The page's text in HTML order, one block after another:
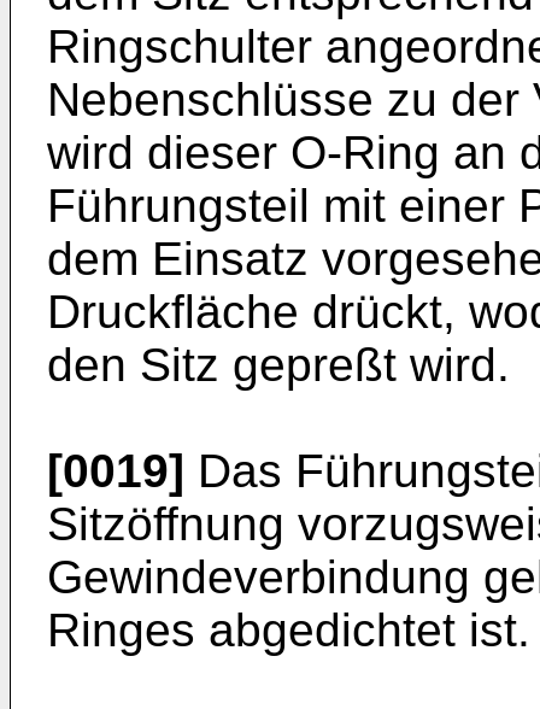
Ringschulter
Nebenschlüsse zu der
wird dieser O-Ring an
Führungsteil mit einer
dem Einsatz
Druckfläche drückt,
den Sitz gepreßt wird.
[0019] Das
Sitzöffnung
Gewindeverbindung
Ringes abgedichtet ist.